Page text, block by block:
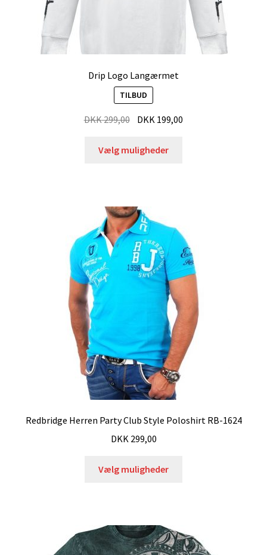
Drip Logo Langærmet
TILBUD
DKK299,00 DKK 199,00
Vælg muligheder
Redbridge Herren Party Club Style Poloshirt RB-1624
DKK299,00
Vælg muligheder